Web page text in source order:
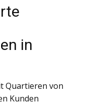
in
Quartieren von
Kunden